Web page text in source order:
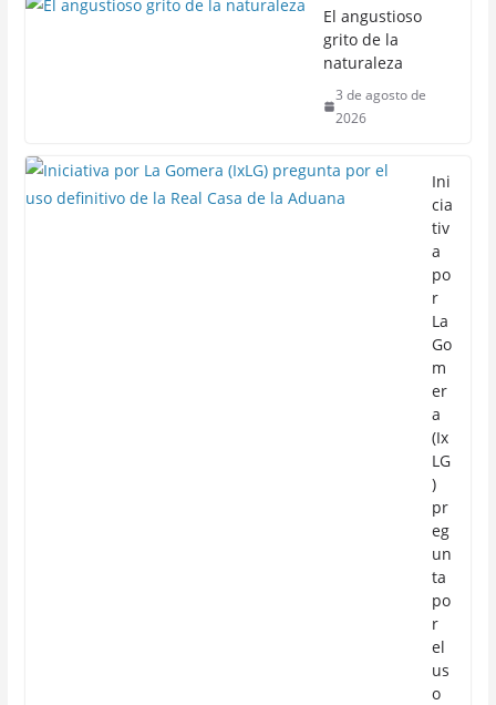
El angustioso
grito de la
naturaleza
3 de agosto de
2026
Ini
cia
tiv
a
po
r
La
Go
m
er
a
(Ix
LG
)
pr
eg
un
ta
po
r
el
us
o